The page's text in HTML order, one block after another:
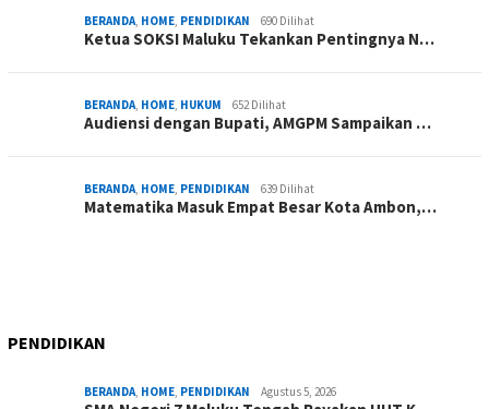
BERANDA, HOME, PENDIDIKAN 690 Dilihat
Ketua SOKSI Maluku Tekankan Pentingnya N…
BERANDA, HOME, HUKUM 652 Dilihat
Audiensi dengan Bupati, AMGPM Sampaikan …
BERANDA, HOME, PENDIDIKAN 639 Dilihat
Matematika Masuk Empat Besar Kota Ambon,…
PENDIDIKAN
BERANDA, HOME, PENDIDIKAN Agustus 5, 2026